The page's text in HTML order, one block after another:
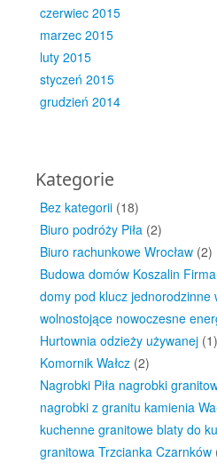
czerwiec 2015
marzec 2015
luty 2015
styczeń 2015
grudzień 2014
Kategorie
Bez kategorii (18)
Biuro podróży Piła (2)
Biuro rachunkowe Wrocław (2)
Budowa domów Koszalin
domy pod klucz jednorodzinne
wolnostojące nowoczesne
Hurtownia odzieży używanej (1)
Komornik Wałcz (2)
Nagrobki Piła nagrobki
nagrobki z granitu kamienia
kuchenne granitowe blaty do
granitowa Trzcianka Czarnków